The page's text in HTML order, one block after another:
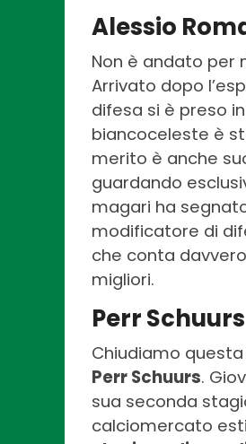
Alessio
Non è andato per
Arrivato dopo
difesa si è preso
biancoceleste è
merito è anche
guardando
magari ha
modificatore di
che conta
migliori.
Perr
Chiudiamo
Perr Schuurs.
sua seconda
calciomercato